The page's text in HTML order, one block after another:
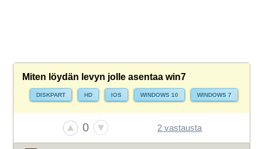
Miten löydän levyn jolle asentaa win7
DISKPART HD IOS WINDOWS 10 WINDOWS 7
0 2 vastausta